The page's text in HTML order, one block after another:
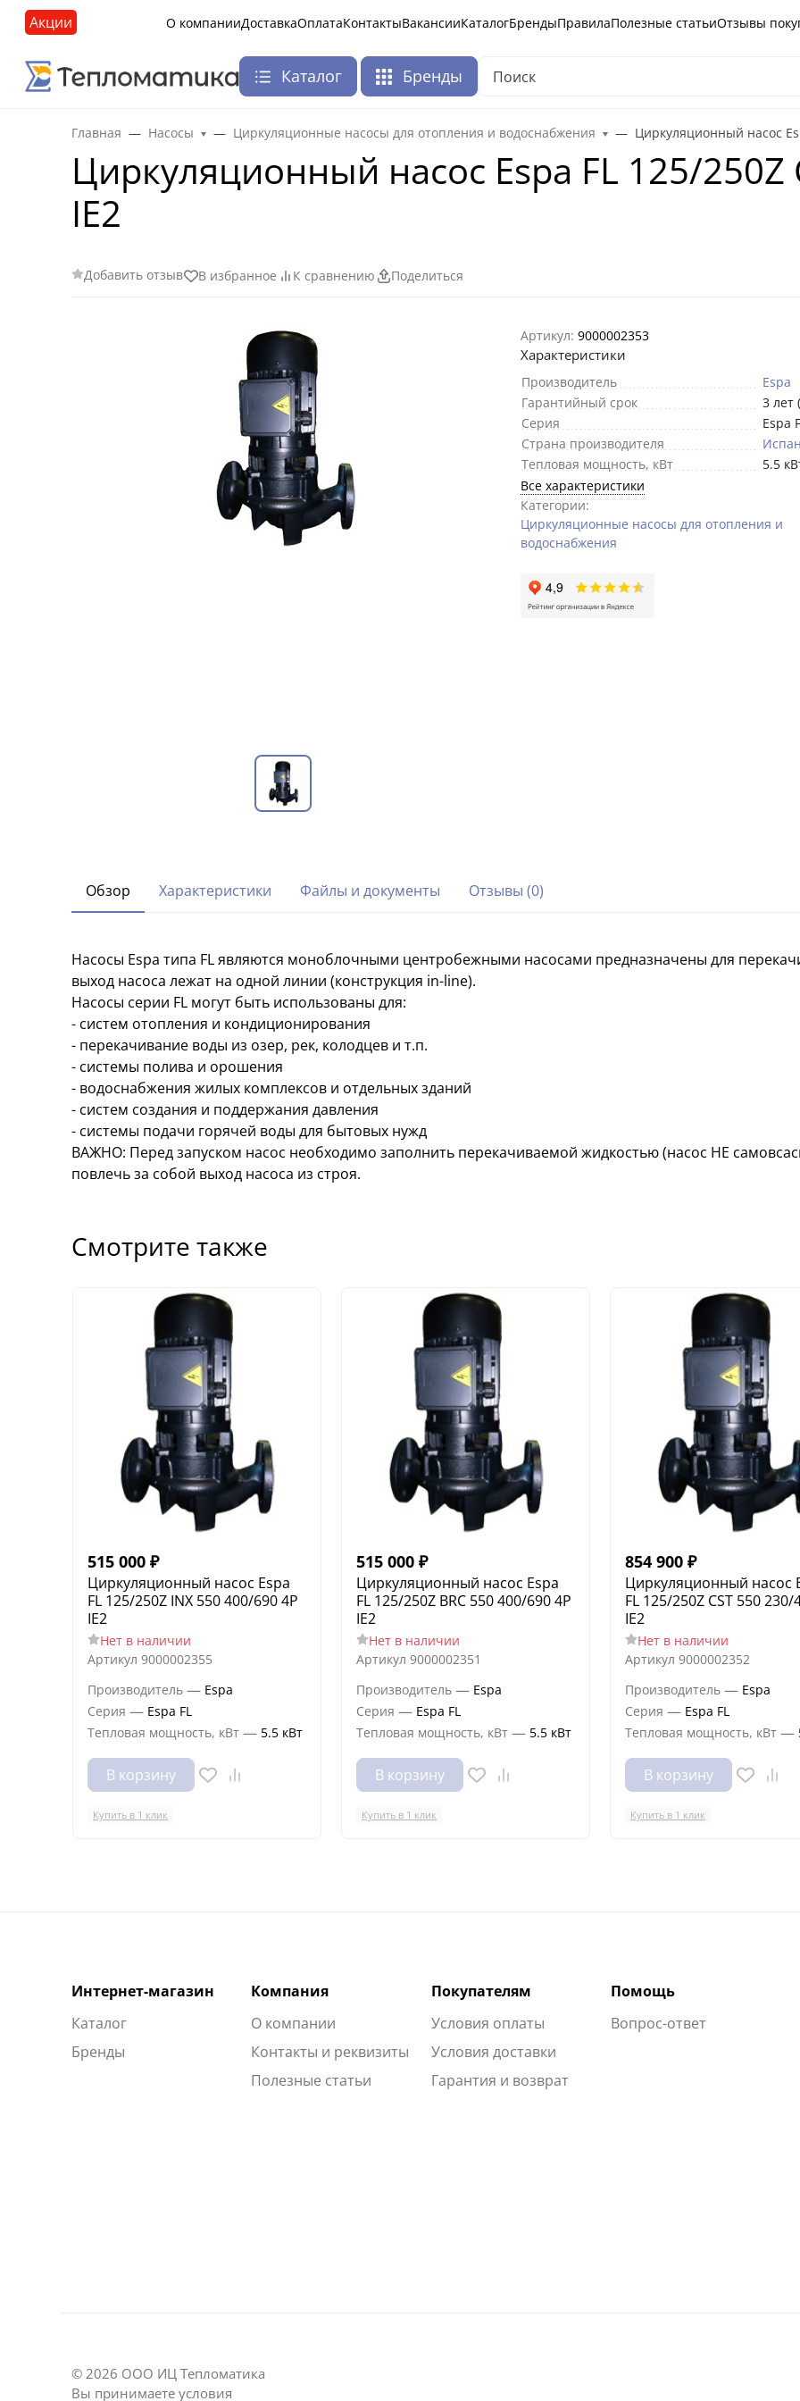
Акции О компанииДоставкаОплатаКонтактыВакансииКаталогБрендыПравилаПолезные статьиОтзывы
Каталог Бренды
Главная Насосы Циркуляционные насосы для отопления и водоснабжения Циркуляционный насос
Циркуляционный насос Espa FL 125/250Z
IE2
Добавить отзыв В избранное К сравнению Поделиться
Артикул: 9000002353
Характеристики
Производитель
Espa
Гарантийный срок
3 лет
Серия
Espa
Страна производителя
Тепловая мощность, кВт
5.5
Все характеристики
Категории:
Циркуляционные насосы для отопления и
водоснабжения
Обзор Характеристики Файлы и документы Отзывы (0)
Насосы Espa типа FL являются моноблочными центробежными насосами предназначены для
выход насоса лежат на одной линии (конструкция in-line).
Насосы серии FL могут быть использованы для:
- систем отопления и кондиционирования
- перекачивание воды из озер, рек, колодцев и т.п.
- системы полива и орошения
- водоснабжения жилых комплексов и отдельных зданий
- систем создания и поддержания давления
- системы подачи горячей воды для бытовых нужд
ВАЖНО: Перед запуском насос необходимо заполнить перекачиваемой жидкостью (насос НЕ
повлечь за собой выход насоса из строя.
Смотрите также
515 000 ₽
Циркуляционный насос Espa
FL 125/250Z INX 550 400/690 4P
IE2
Нет в наличии
Артикул 9000002355
Производитель — Espa
Серия — Espa FL
Тепловая мощность, кВт — 5.5 кВт
В корзину
Купить в 1 клик
515 000 ₽
Циркуляционный насос Espa
FL 125/250Z BRC 550 400/690 4P
IE2
Нет в наличии
Артикул 9000002351
Производитель — Espa
Серия — Espa FL
Тепловая мощность, кВт — 5.5 кВт
В корзину
Купить в 1 клик
854 900 ₽
Циркуляционный насос
FL 125/250Z CST 550 230/
IE2
Нет в наличии
Артикул 9000002352
Производитель — Espa
Серия — Espa FL
Тепловая мощность, кВт —
В корзину
Купить в 1 клик
Интернет-магазин
Каталог
Бренды
Компания
О компании
Контакты и реквизиты
Полезные статьи
Покупателям
Условия оплаты
Условия доставки
Гарантия и возврат
Помощь
Вопрос-ответ
© 2026 ООО ИЦ Тепломатика
Вы принимаете условия